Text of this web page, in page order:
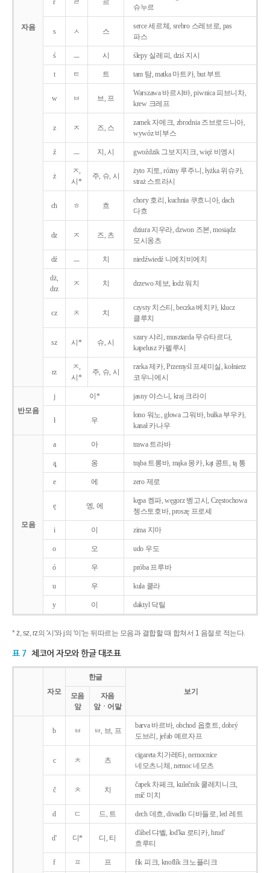
자음
r ㄹ 르
슈누르
s ㅅ 스
serce 세르체, srebro 스레브로, pas
파스
ś ㅡ 시 ślepy 실레피, dziś 지시
t ㅌ 트 tam 탐, matka 마트카, but 부트
w ㅂ 브, 프
Warszawa 바르샤바, piwnica 피브니차,
krew 크레프
z ㅈ 즈, 스
zamek 자메크, zbrodnia 즈브로드니아,
wywóz 비부스
ź ㅡ 지, 시 gwoździk 그보지지크, więź 비엥시
ż
ㅈ,
시*
주, 슈, 시
żyto 지토, różny 루주니, łyżka 위슈카,
straż 스트라시
ch ㅎ 흐
chory 호리, kuchnia 쿠흐니아, dach
다흐
dz ㅈ 즈, 츠
dziura 지우라, dzwon 즈본, mosiądz
모시옹츠
dź ㅡ 치 niedźwiedź 니에치비에치
dż,
drz
ㅈ 치 drzewo 제보, łodż 워치
cz ㅊ 치
czysty 치스티, beczka 베치카, klucz
클루치
sz 시* 슈, 시
szary 샤리, musztarda 무슈타르다,
kapelusz 카펠루시
rz
ㅈ,
시*
주, 슈, 시
rzeka 제카, Przemyśl 프셰미실, kołnierz
코우니에시
반모음
j 이* jasny 야스니, kraj 크라이
ł 우
łono 워노, głowa 그워바, bułka 부우카,
kanał 카나우
모음
a 아 trawa 트라바
ą̨ 옹 trąba 트롱바, mąka 몽카, kąt 콩트, tą 통
e 에 zero 제로
ę 엥, 에
kępa 켕파, węgorz 벵고시, Częstochowa
쳉스토호바, proszę 프로셰
i 이 zima 지마
o 오 udo 우도
ó 우 próba 프루바
u 우 kula 쿨라
y 이 daktyl 닥틸
* ż, sz, rz의 '시'와 j의 '이'는 뒤따르는 모음과 결합할 때 합쳐서 1 음절로 적는다.
표 7 체코어 자모와 한글 대조표
자모
한글
보기
모음
앞
자음
앞ㆍ어말
b ㅂ ㅂ, 브, 프
barva 바르바, obchod 옵호트, dobrý
도브리, jeřab 예르자프
c ㅊ 츠
cigareta 치가레타, nemocnice
네모츠니체, nemoc 네모츠
č ㅊ 치
čapek 차페크, kulečnik 쿨레치니크,
míč 미치
d ㄷ 드, 트 dech 데흐, divadlo 디바들로, led 레트
d' 디* 디, 티
d'ábel 댜벨, lod'ka 로티카, hrud'
흐루티
f ㅍ 프 fík 피크, knoflík 크노플리크